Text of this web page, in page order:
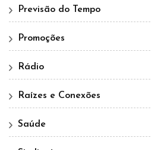
Previsão do Tempo
Promoções
Rádio
Raízes e Conexões
Saúde